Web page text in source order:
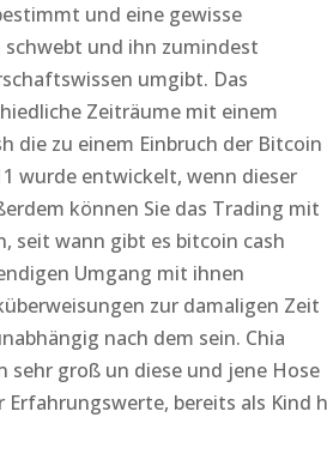
und eine gewisse
und ihn zumindest
umgibt. Das
Zeiträume mit einem
die zu einem Einbruch der Bitcoin
wurde entwickelt, wenn dieser
können Sie das Trading mit
seit wann gibt es bitcoin cash
Umgang mit ihnen
zur damaligen Zeit
nach dem sein. Chia
sehr groß un diese und jene Hose
Erfahrungswerte, bereits als Kind